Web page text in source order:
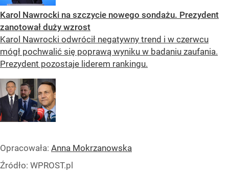
Karol Nawrocki na szczycie nowego sondażu. Prezydent
zanotował duży wzrost
Karol Nawrocki odwrócił negatywny trend i w czerwcu
mógł pochwalić się poprawą wyniku w badaniu zaufania.
Prezydent pozostaje liderem rankingu.
Opracowała: Anna Mokrzanowska
Źródło: WPROST.pl